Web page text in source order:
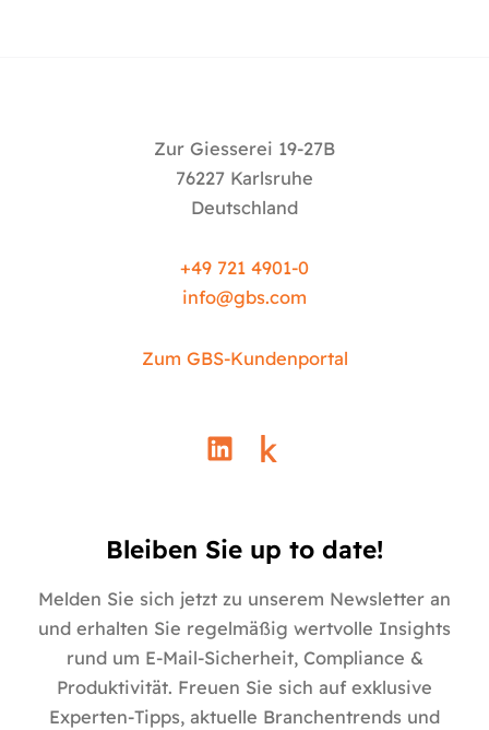
Zur Giesserei 19-27B
76227 Karlsruhe
Deutschland
+49 721 4901-0
info@gbs.com
Zum GBS-Kundenportal
L
i
e
i
n
Bleiben Sie up to date!
Melden Sie sich jetzt zu unserem Newsletter an
und erhalten Sie regelmäßig wertvolle Insights
rund um E-Mail-Sicherheit, Compliance &
Produktivität. Freuen Sie sich auf exklusive
Experten-Tipps, aktuelle Branchentrends und